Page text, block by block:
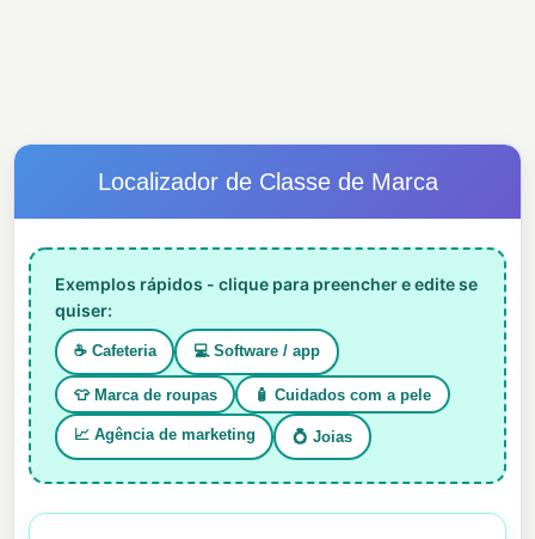
Localizador de Classe de Marca
Exemplos rápidos - clique para preencher e edite se
quiser:
☕ Cafeteria 💻 Software / app
👕 Marca de roupas 🧴 Cuidados com a pele
📈 Agência de marketing 💍 Joias